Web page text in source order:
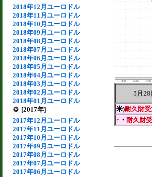
2018年12月ユーロドル
2018年11月ユーロドル
2018年10月ユーロドル
2018年09月ユーロドル
2018年08月ユーロドル
2018年07月ユーロドル
2018年06月ユーロドル
2018年05月ユーロドル
2018年04月ユーロドル
2018年03月ユーロドル
2018年02月ユーロドル
2018年01月ユーロドル
[2017年]
2017年12月ユーロドル
2017年11月ユーロドル
2017年10月ユーロドル
2017年09月ユーロドル
2017年08月ユーロドル
2017年07月ユーロドル
2017年06月ユーロドル
5月
米)耐久財
↑・ 耐久財